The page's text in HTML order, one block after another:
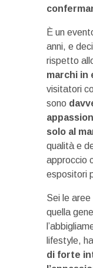
È un
anni, e
rispetto
marchi in
visitatori
sono
solo al
qualità e
approccio
espositori
Sei le
quella
lifestyle,
di forte